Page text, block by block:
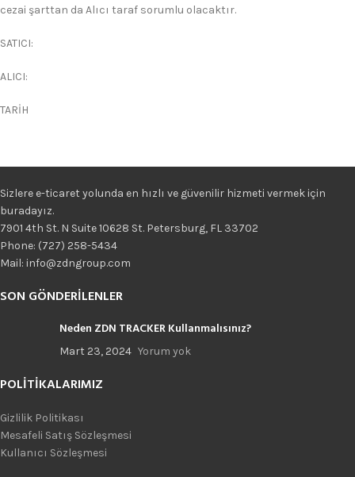
cezai şarttan da Alıcı taraf sorumlu olacaktır.
SATICI:
ALICI:
TARİH
Sizlere e-ticaret yolunda en hızlı ve güvenilir hizmeti vermek için
buradayız.
7901 4th St. N Suite 10628 St. Petersburg, FL 33702
Phone: (727) 258-5434
Mail: info@zdngroup.com
SON GÖNDERILENLER
Neden ZDN TRACKER Kullanmalısınız?
Mart 23, 2024 Yorum yok
POLITIKALARIMIZ
Gizlilik Politikası
Mesafeli Satış Sözleşmesi
Kullanıcı Sözleşmesi